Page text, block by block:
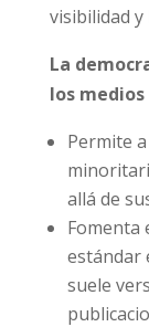
visibilidad
La
los
Permite
allá de
Fomenta
estándar
suele